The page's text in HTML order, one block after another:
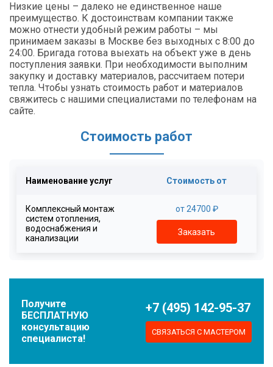
Низкие цены – далеко не единственное наше
преимущество. К достоинствам компании также
можно отнести удобный режим работы – мы
принимаем заказы в Москве без выходных с 8:00 до
24:00. Бригада готова выехать на объект уже в день
поступления заявки. При необходимости выполним
закупку и доставку материалов, рассчитаем потери
тепла. Чтобы узнать стоимость работ и материалов
свяжитесь с нашими специалистами по телефонам на
сайте.
Стоимость работ
Наименование услуг Стоимость от
Комплексный монтаж
систем отопления,
водоснабжения и
канализации
от 24700 ₽
Заказать
Получите
БЕСПЛАТНУЮ
консультацию
специалиста!
+7 (495) 142-95-37
СВЯЗАТЬСЯ С МАСТЕРОМ